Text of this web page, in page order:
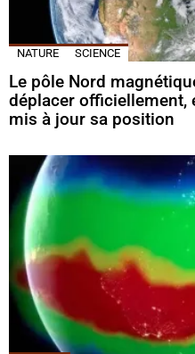
NATURE SCIENCE
Le pôle Nord
déplacer
mis à jour sa position